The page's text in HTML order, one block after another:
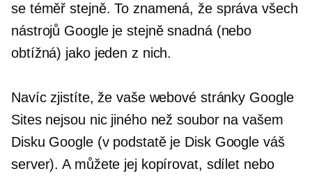
se téměř stejně. To znamená, že správa všech
nástrojů Google je stejně snadná (nebo
obtížná) jako jeden z nich.
Navíc zjistíte, že vaše webové stránky Google
Sites nejsou nic jiného než soubor na vašem
Disku Google (v podstatě je Disk Google váš
server). A můžete jej kopírovat, sdílet nebo